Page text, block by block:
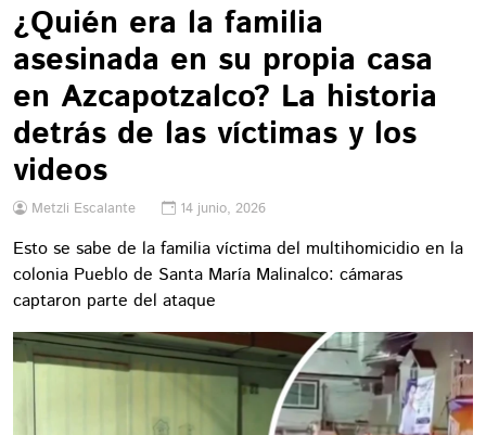
¿Quién era la familia
asesinada en su propia casa
en Azcapotzalco? La historia
detrás de las víctimas y los
videos
Metzli Escalante 14 junio, 2026
Esto se sabe de la familia víctima del multihomicidio en la
colonia Pueblo de Santa María Malinalco: cámaras
captaron parte del ataque